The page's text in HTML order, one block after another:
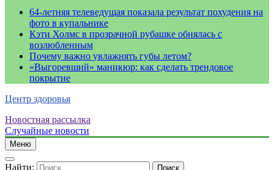
64-летняя телеведущая показала результат похудения на
фото в купальнике
Кэти Холмс в прозрачной рубашке обнялась с
возлюбленным
Почему важно увлажнять губы летом?
«Выгоревший» маникюр: как сделать трендовое
покрытие
Центр здоровья
Новостная рассылка
Случайные новости
Меню
Найти: